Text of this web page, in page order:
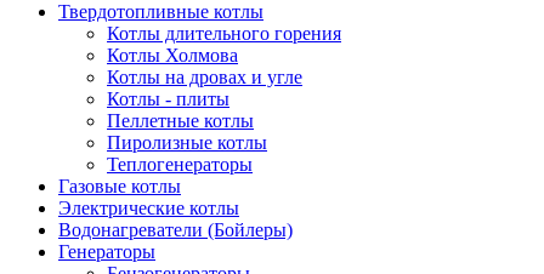
Твердотопливные котлы
Котлы длительного горения
Котлы Холмова
Котлы на дровах и угле
Котлы - плиты
Пеллетные котлы
Пиролизные котлы
Теплогенераторы
Газовые котлы
Электрические котлы
Водонагреватели (Бойлеры)
Генераторы